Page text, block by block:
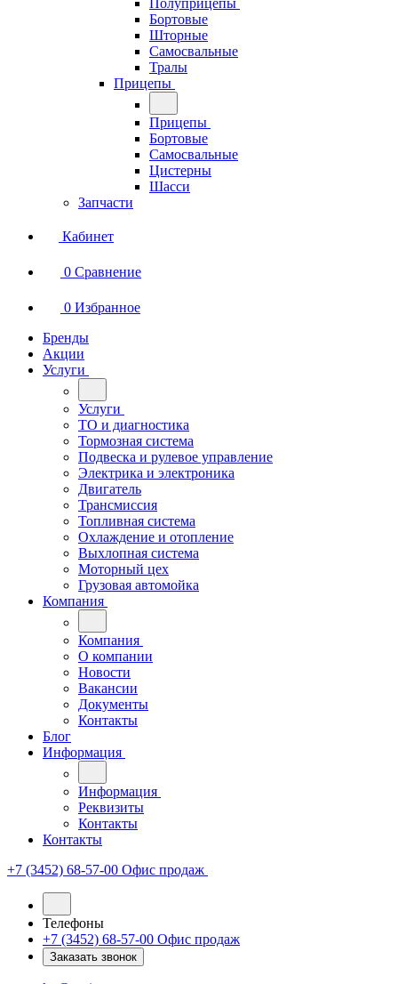
Полуприцепы
Бортовые
Шторные
Самосвальные
Тралы
Прицепы
Прицепы
Бортовые
Самосвальные
Цистерны
Шасси
Запчасти
Кабинет
0 Сравнение
0 Избранное
Бренды
Акции
Услуги
Услуги
ТО и диагностика
Тормозная система
Подвеска и рулевое управление
Электрика и электроника
Двигатель
Трансмиссия
Топливная система
Охлаждение и отопление
Выхлопная система
Моторный цех
Грузовая автомойка
Компания
Компания
О компании
Новости
Вакансии
Документы
Контакты
Блог
Информация
Информация
Реквизиты
Контакты
Контакты
+7 (3452) 68-57-00 Офис продаж
Телефоны
+7 (3452) 68-57-00 Офис продаж
Заказать звонок